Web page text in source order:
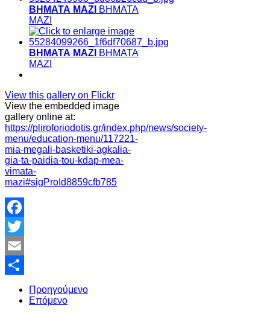
ΒΗΜΑΤΑ ΜΑΖΙ ΒΗΜΑΤΑ
ΜΑΖΙ
ΒΗΜΑΤΑ ΜΑΖΙ ΒΗΜΑΤΑ
ΜΑΖΙ
View this gallery on Flickr
View the embedded image
gallery online at:
https://pliroforiodotis.gr/index.php/news/society-
menu/education-menu/117221-
mia-megali-basketiki-agkalia-
gia-ta-paidia-tou-kdap-mea-
vimata-
mazi#sigProId8859cfb785
Facebook
Twitter
Email
Share
Προηγούμενο
Επόμενο